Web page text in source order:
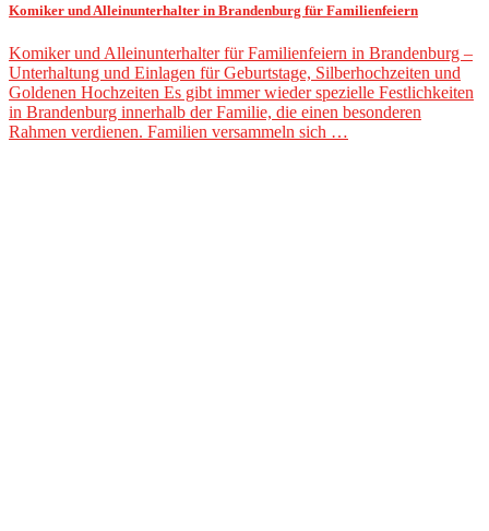
Komiker und Alleinunterhalter in Brandenburg für Familienfeiern
Komiker und Alleinunterhalter für Familienfeiern in Brandenburg –
Unterhaltung und Einlagen für Geburtstage, Silberhochzeiten und
Goldenen Hochzeiten Es gibt immer wieder spezielle Festlichkeiten
in Brandenburg innerhalb der Familie, die einen besonderen
Rahmen verdienen. Familien versammeln sich …